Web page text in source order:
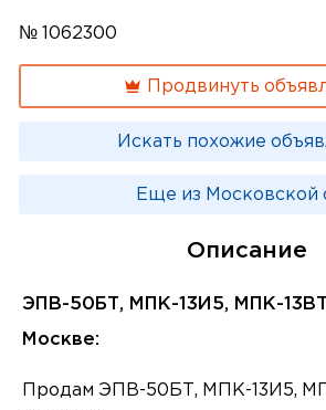
№ 1062300
Продвинуть
Искать похожие
Еще из Московской
Описание
ЭПВ-50БТ, МПК-13И5, МПК-
Москве:
Продам ЭПВ-50БТ, МПК-13И5,